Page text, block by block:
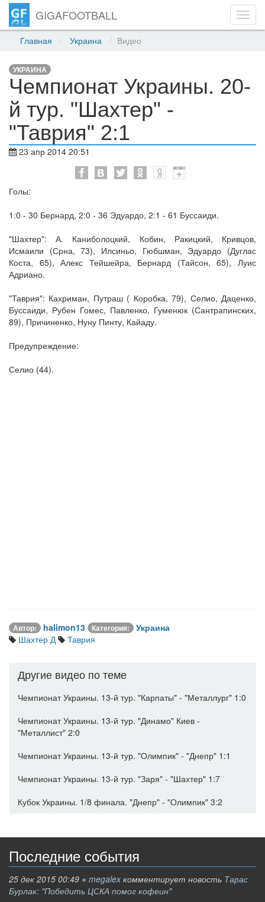
GIGAFOOTBALL
Главная Украина Видео
УКРАИНА
Чемпионат Украины. 20-
й тур. "Шахтер" -
"Таврия" 2:1
23 апр 2014 20:51
Голы:
1:0 - 30 Бернард, 2:0 - 36 Эдуардо, 2:1 - 61 Буссаиди.
"Шахтер": А. Каниболоцкий, Кобин, Ракицкий, Кривцов,
Исмаили (Срна, 73), Илсиньо, Гюбшман, Эдуардо (Дуглас
Коста, 65), Алекс Тейшейра, Бернард (Тайсон, 65), Луис
Адриано.
"Таврия": Кахриман, Путраш ( Коробка, 79), Селио, Даценко,
Буссаиди, Рубен Гомес, Павленко, Гуменюк (Сантрапинских,
89), Причиненко, Нуну Пинту, Кайаду.
Предупреждение:
Селио (44).
Автор: halimon13 Категория:
Украина
Шахтер Д
Таврия
Другие видео по теме
Чемпионат Украины. 13-й тур. "Карпаты" - "Металлург" 1:0
Чемпионат Украины. 13-й тур. "Динамо" Киев -
"Металлист" 2:0
Чемпионат Украины. 13-й тур. "Олимпик" - "Днепр" 1:1
Чемпионат Украины. 13-й тур. "Заря" - "Шахтер" 1:7
Кубок Украины. 1/8 финала. "Днепр" - "Олимпик" 3:2
Последние события
25 дек 2015 00:49 » megalex комментирует новость Тарас
Бурлак: "Победить ЦСКА помог кофеин"